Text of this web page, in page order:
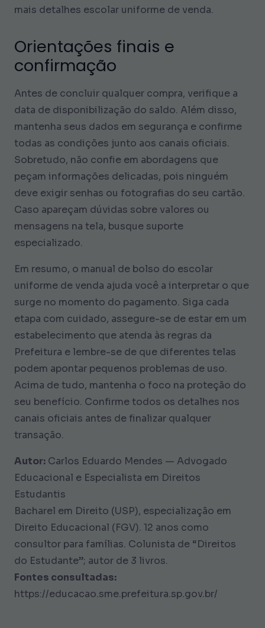
mais detalhes escolar uniforme de venda.
Orientações finais e
confirmação
Antes de concluir qualquer compra, verifique a
data de disponibilização do saldo. Além disso,
mantenha seus dados em segurança e confirme
todas as condições junto aos canais oficiais.
Sobretudo, não confie em abordagens que
peçam informações delicadas, pois ninguém
deve exigir senhas ou fotografias do seu cartão.
Caso apareçam dúvidas sobre valores ou
mensagens na tela, busque suporte
especializado.
Em resumo, o manual de bolso do escolar
uniforme de venda ajuda você a interpretar o que
surge no momento do pagamento. Siga cada
etapa com cuidado, assegure-se de estar em um
estabelecimento que atenda às regras da
Prefeitura e lembre-se de que diferentes telas
podem apontar pequenos problemas de uso.
Acima de tudo, mantenha o foco na proteção do
seu benefício. Confirme todos os detalhes nos
canais oficiais antes de finalizar qualquer
transação.
Autor: Carlos Eduardo Mendes — Advogado
Educacional e Especialista em Direitos
Estudantis
Bacharel em Direito (USP), especialização em
Direito Educacional (FGV). 12 anos como
consultor para famílias. Colunista de “Direitos
do Estudante”; autor de 3 livros.
Fontes consultadas:
https://educacao.sme.prefeitura.sp.gov.br/